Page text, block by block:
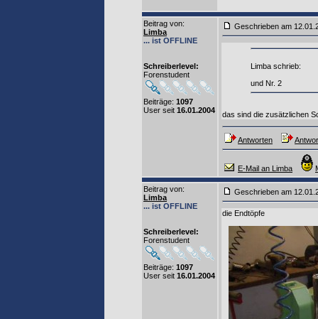
Beitrag von:
Limba
... ist OFFLINE
Schreiberlevel:
Forenstudent
Beiträge: 1097
User seit 16.01.2004
Geschrieben am
Limba schrieb:
und Nr. 2
das sind die zusätzlichen
Antworten
E-Mail an Limba
Beitrag von:
Limba
... ist OFFLINE
Schreiberlevel:
Forenstudent
Beiträge: 1097
User seit 16.01.2004
Geschrieben am
die Endtöpfe